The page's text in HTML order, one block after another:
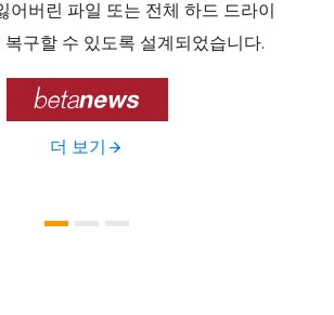
어버린 파일 또는 전체 하드 드라이
복구할 수 있도록 설계되었습니다.

더 보기